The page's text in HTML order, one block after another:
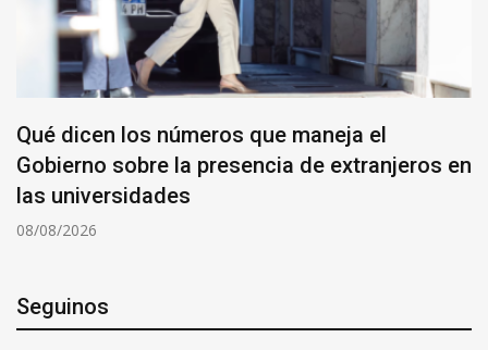
Qué dicen los números que maneja el
Gobierno sobre la presencia de extranjeros en
las universidades
08/08/2026
Seguinos